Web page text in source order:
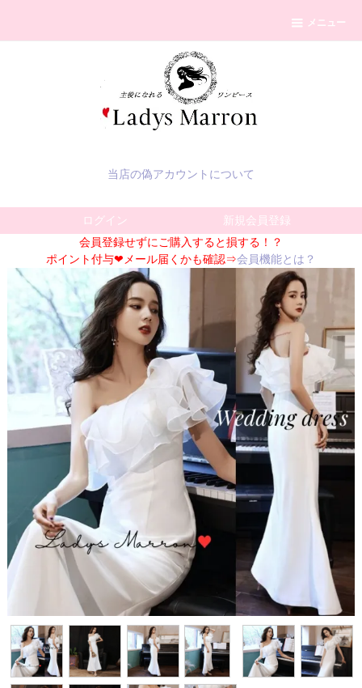
メニュー
当店の偽アカウントについて
ログイン
新規会員登録
会員登録せずにご購入すると損する！？
ポイント付与❤メール届くかも確認⇒会員機能とは？